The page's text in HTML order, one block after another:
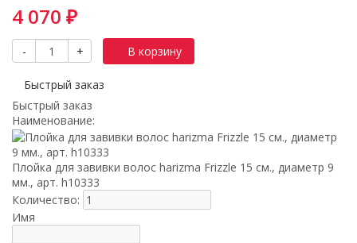
4 070 ₽
- + В корзину
Быстрый заказ
Быстрый заказ
Наименование:
Плойка для завивки волос harizma Frizzle 15 см., диаметр 9
мм., арт. h10333
Количество:
Имя